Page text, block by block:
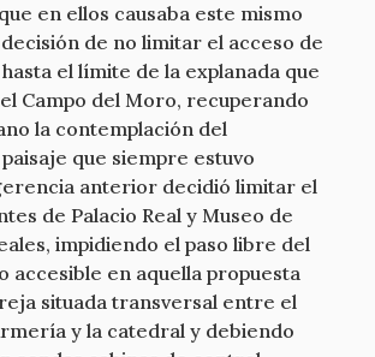
en ellos causaba este mismo
de no limitar el acceso de
el límite de la explanada que
Campo del Moro, recuperando
la contemplación del
que siempre estuvo
anterior decidió limitar el
de Palacio Real y Museo de
impidiendo el paso libre del
accesible en aquella propuesta
situada transversal entre el
y la catedral y debiendo